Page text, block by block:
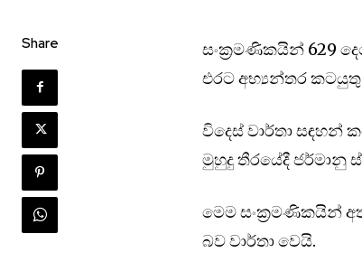
Share
සංක්‍රමණිකයින් 629
එරට අභ්‍යන්තර කටයුතු
විදෙස් වාර්තා සඳහන්
මුහුදු තීරයේදී ජර්මානු
මෙම සංක්‍රමණිකයින්
බව වාර්තා ව‌ෙයි.